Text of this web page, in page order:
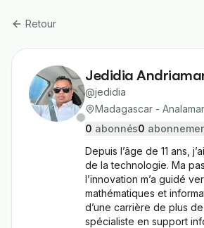
Retour
Jedidia
@jedidia
Madagascar -
0 abonnés0
Depuis l’âge de 11 ans,
de la technologie. Ma
l’innovation m’a guidé
mathématiques et
d’une carrière de plus
spécialiste en support